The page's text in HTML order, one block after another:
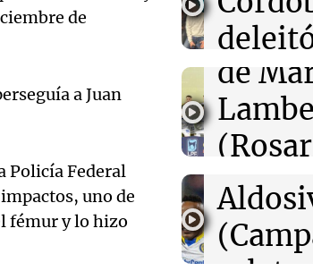
de
a Juan
Policía Federal
uno de
fémur y lo hizo
01:31 Ciencia
Descubren
cuerpo de
hielo de 5.300
00:55 Mundo
China se
Dolphin;
provincias
00:32 Clima
Clima en
tiempo este
radio
tango
Episodios
de
Deportes
Audio.
de
Audio.